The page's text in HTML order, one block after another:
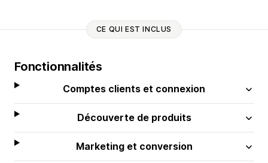
CE QUI EST INCLUS
Fonctionnalités
Comptes clients et connexion
Découverte de produits
Marketing et conversion